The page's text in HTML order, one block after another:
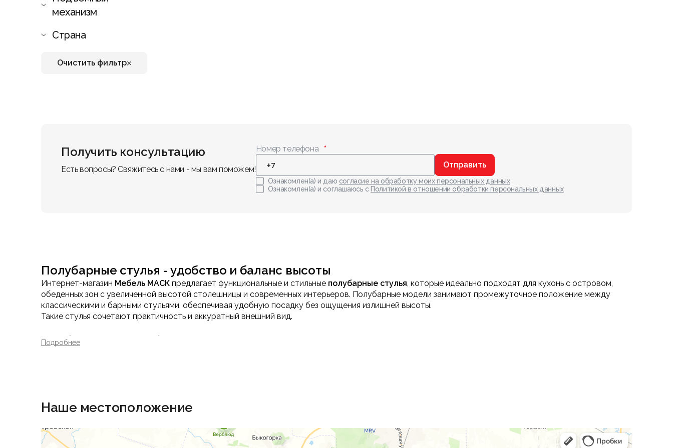
механизм
Страна
Очистить фильтр
Получить консультацию
Есть вопросы? Свяжитесь с нами - мы вам поможем!
Номер телефона
Отправить
Ознакомлен(а) и даю согласие на обработку моих персональных данных
Ознакомлен(а) и соглашаюсь с Политикой в отношении обработки персональных данных
Полубарные стулья - удобство и баланс высоты
Интернет-магазин Мебель МАСК предлагает функциональные и стильные полубарные стулья, которые идеально подходят для кухонь с островом,
обеденных зон с увеличенной высотой столешницы и современных интерьеров. Полубарные модели занимают промежуточное положение между
классическими и барными стульями, обеспечивая удобную посадку без ощущения излишней высоты.
Такие стулья сочетают практичность и аккуратный внешний вид.
Особенности полубарных стульев
Конструкции продуманы таким образом, чтобы сохранять устойчивость и не перегружать пространство, что особенно важно для кухонь и кухонь-
Материалы и качество исполнения
Подробнее
Наше местоположение